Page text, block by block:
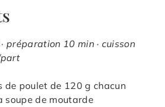
préparation 10 min · cuisson
part
de poulet de 120 g chacun
soupe de moutarde